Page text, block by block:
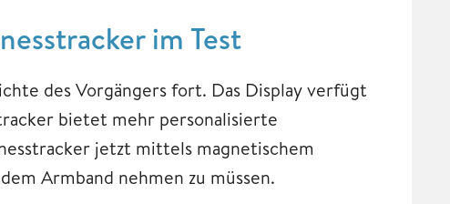
im Test
des Vorgängers fort. Das Display verfügt
bietet mehr personalisierte
jetzt mittels magnetischem
Armband nehmen zu müssen.